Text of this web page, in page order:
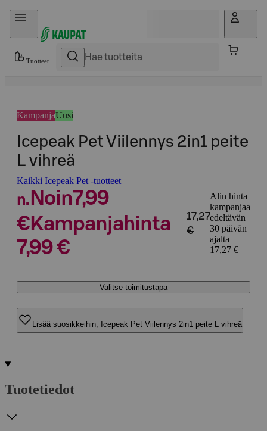
Hyppää sisältöön
Tuotteet
KampanjaUusi
Icepeak Pet Viilennys 2in1 peite
L vihreä
Kaikki Icepeak Pet -tuotteet
n. Noin7,99
€Kampanjahinta
7,99 €
17,27
€
Alin hinta
kampanjaa
edeltävän
30 päivän
ajalta
17,27 €
Valitse toimitustapa
Lisää suosikkeihin, Icepeak Pet Viilennys 2in1 peite L vihreä
Tuotetiedot